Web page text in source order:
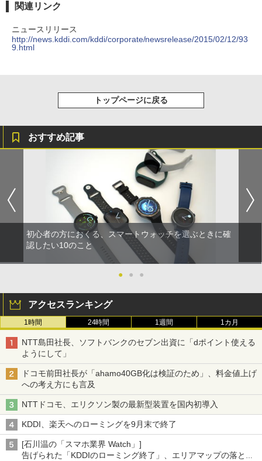
関連リンク
ニュースリリース
http://news.kddi.com/kddi/corporate/newsrelease/2015/02/12/93
9.html
トップページに戻る
おすすめ記事
初心者の方におくる、スマートウォッチを選ぶときに確
認したい10のこと
● ● ●
アクセスランキング
1時間 24時間 1週間 1カ月
NTT島田社長、ソフトバンクのセブン出資に「dポイント使える
ようにして」
ドコモ前田社長が「ahamo40GB化は検証のため」、料金値上げ
への考え方にも言及
NTTドコモ、エリクソン製の最新型装置を国内初導入
KDDI、楽天へのローミングを9月末で終了
[石川温の「スマホ業界 Watch」]
告げられた「KDDIのローミング終了」、エリアマップの落とし